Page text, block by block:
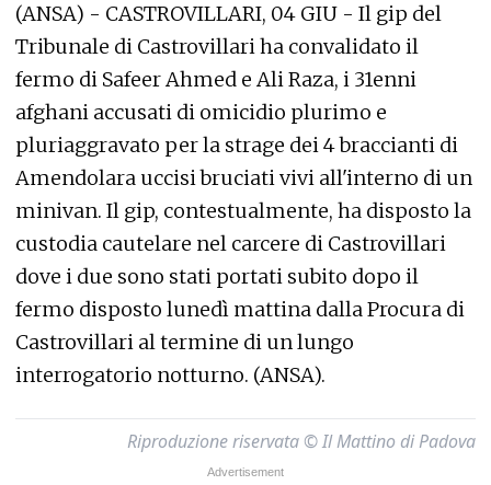
(ANSA) - CASTROVILLARI, 04 GIU - Il gip del
Tribunale di Castrovillari ha convalidato il
fermo di Safeer Ahmed e Ali Raza, i 31enni
afghani accusati di omicidio plurimo e
pluriaggravato per la strage dei 4 braccianti di
Amendolara uccisi bruciati vivi all'interno di un
minivan. Il gip, contestualmente, ha disposto la
custodia cautelare nel carcere di Castrovillari
dove i due sono stati portati subito dopo il
fermo disposto lunedì mattina dalla Procura di
Castrovillari al termine di un lungo
interrogatorio notturno. (ANSA).
Riproduzione riservata © Il Mattino di Padova